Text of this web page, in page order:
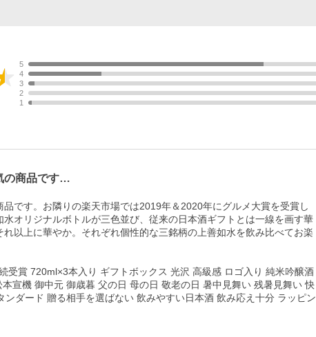
5
4
3
2
1
の商品です…
です。お隣りの楽天市場では2019年＆2020年にグルメ大賞を受賞し
水オリジナルボトルが三色並び、従来の日本酒ギフトとは一線を画す華
以上に華やか。それぞれ個性的な三銘柄の上善如水を飲み比べてお楽
受賞 720ml×3本入り ギフトボックス 光沢 高級感 ロゴ入り 純米吟醸酒
宣機 御中元 御歳暮 父の日 母の日 敬老の日 暑中見舞い 残暑見舞い 快
ダード 贈る相手を選ばない 飲みやすい日本酒 飲み応え十分 ラッピン